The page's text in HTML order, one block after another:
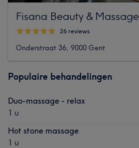
Fisana Beauty & Massage
26 reviews
Onderstraat 36, 9000 Gent
Populaire behandelingen
Duo-massage - relax
1 u
Hot stone massage
1 u